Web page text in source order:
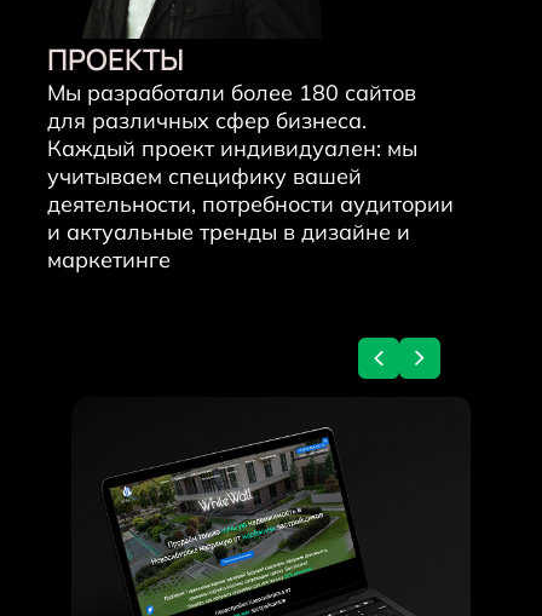
Мы создаём сайты, интернет-
магазины и мобильные
приложения с 2016 года
Мы разработали более 180
сайтов для различных сфер
бизнеса.
Разрабатываем мобильные
ПРОЕКТЫ
Мы разработали более 180 сайтов
для различных сфер бизнеса.
Каждый проект индивидуален: мы
учитываем специфику вашей
деятельности, потребности аудитории
и актуальные тренды в дизайне и
маркетинге